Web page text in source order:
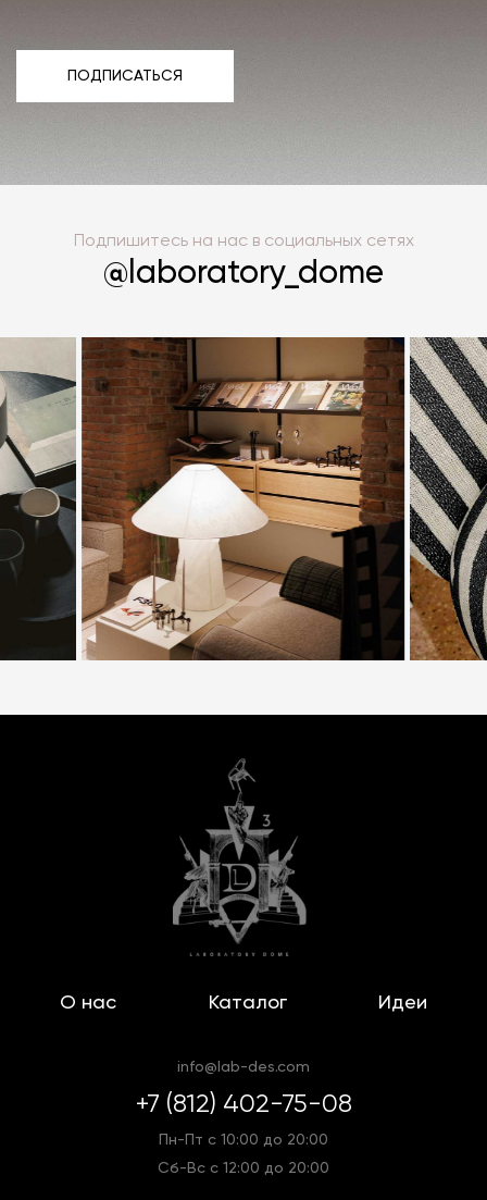
ПОДПИСАТЬСЯ
Подпишитесь на нас в социальных сетях
@laboratory_dome
О нас Каталог Идеи
info@lab-des.com
+7 (812) 402-75-08
Пн-Пт с 10:00 до 20:00
Сб-Вс с 12:00 до 20:00